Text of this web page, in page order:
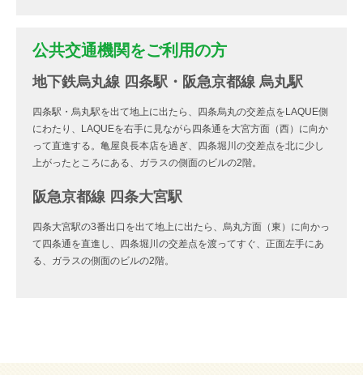
公共交通機関をご利用の方
地下鉄烏丸線 四条駅・阪急京都線 烏丸駅
四条駅・烏丸駅を出て地上に出たら、四条烏丸の交差点をLAQUE側
にわたり、LAQUEを右手に見ながら四条通を大宮方面（西）に向か
って直進する。亀屋良長本店を過ぎ、四条堀川の交差点を北に少し
上がったところにある、ガラスの側面のビルの2階。
阪急京都線 四条大宮駅
四条大宮駅の3番出口を出て地上に出たら、烏丸方面（東）に向かっ
て四条通を直進し、四条堀川の交差点を渡ってすぐ、正面左手にあ
る、ガラスの側面のビルの2階。